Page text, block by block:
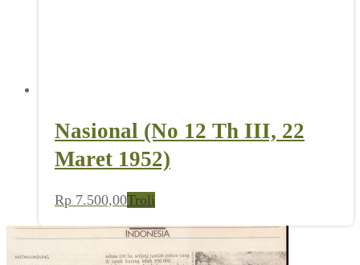
Nasional (No 12 Th III, 22
Maret 1952)
Rp 7.500,00Troli